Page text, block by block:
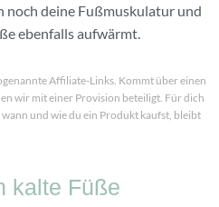
noch deine Fußmuskulatur und
ebenfalls aufwärmt.
Affiliate-Links. Kommt über einen
wir mit einer Provision beteiligt. Für dich
und wie du ein Produkt kaufst, bleibt
kalte Füße